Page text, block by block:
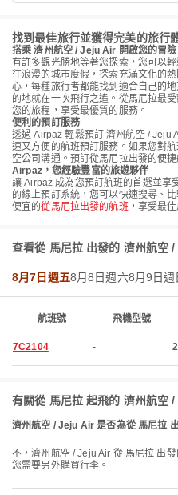
找到最佳旅行並獲得完美的旅行
搭乘 濟州航空 / Jeju Air 開啟您的冒
有許多觀光勝地等著您探索，您可以
往浪漫的城市度假，探索充滿文化的
心，每種旅行者都能找到適合自己的
的地就在一次飛行之遙。從馬尼拉最
您的旅程，享受最優質的服務。
便利的預訂服務
透過 Airpaz 輕鬆預訂 濟州航空 / Jeju
速又方便的航班預訂服務。如果您對
空公司溝通。預訂從馬尼拉出發的便捷
Airpaz，您經驗豐富的旅遊夥伴
讓 Airpaz 成為您預訂航班的首選並享
的線上預訂系統，您可以快速搜尋、
便宜的從馬尼拉出發的航班 ，享受最
查看從 馬尼拉 出發的 濟州航空
8月7日週五8月8日週六8月9日週
航班號 飛機型號
7C2104 -
有關從 馬尼拉 起飛的 濟州航空
濟州航空 / Jeju Air 是否為從 馬尼拉
不，濟州航空 / Jeju Air 從 馬尼拉 出發的 國內 & 國際 航班不包含免費行李。
您需要另外購買行李。